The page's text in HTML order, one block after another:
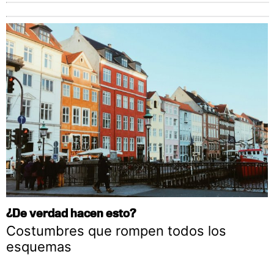
¿De verdad hacen esto?
Costumbres que rompen todos los
esquemas